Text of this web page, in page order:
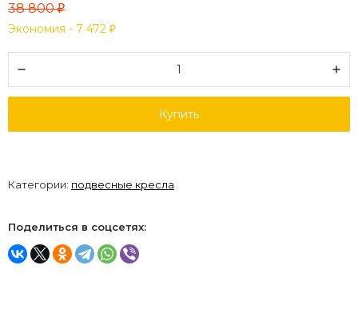
38 800₽
Экономия - 7 472 ₽
Купить
Категории: подвесные кресла
Поделиться в соцсетях: